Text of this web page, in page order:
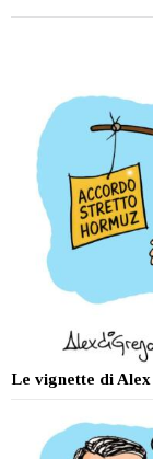
Le vignette di Alex